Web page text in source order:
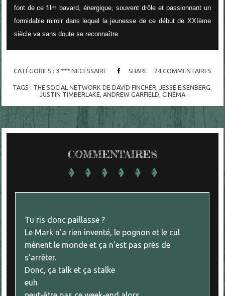
font de ce film bavard, énergique, souvent drôle et passionnant un
formidable miroir dans lequel la jeunesse de ce début de XXIème
siècle va sans doute se reconnaître.
CATÉGORIES : 3 *** NECESSAIRE SHARE 24 COMMENTAIRES
TAGS : THE SOCIAL NETWORK DE DAVID FINCHER JESSE EISENBERG
JUSTIN TIMBERLAKE ANDREW GARFIELD CINÉMA
COMMENTAIRES
Tu ris donc paillasse ?
Le Mark n'a rien inventé, le pognon et le cul
mènent le monde et ça n'est pas près de
s'arrêter.
Donc, ça talk et ça stalke
euh